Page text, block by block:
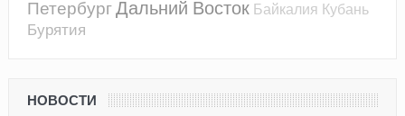
ПетербургДальний Восток Байкалия Кубань
Бурятия
НОВОСТИ